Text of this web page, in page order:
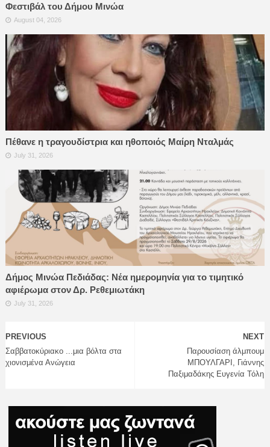
Φεστιβάλ του Δήμου Μινώα
August 04, 2026
Πέθανε η τραγουδίστρια και ηθοποιός Μαίρη Νταλμάς
July 31, 2026
Δήμος Μινώα Πεδιάδας: Νέα ημερομηνία για το τιμητικό
αφιέρωμα στον Δρ. Ρεθεμιωτάκη
July 31, 2026
NEXT
Παρουσίαση άλμπουμ
ΜΠΟΥΛΓΑΡΙ, Γιάννης
Παξιμαδάκης Ευγενία Τόλη
PREVIOUS
Σαββατοκύριακο ...μια βόλτα στα
χιονισμένα Ανώγεια